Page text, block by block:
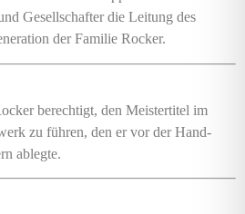
Gesell­schafter die Leitung des
der Familie Rocker.
berechtigt, den Meister­titel im
zu führen, den er vor der Hand­
ablegte.